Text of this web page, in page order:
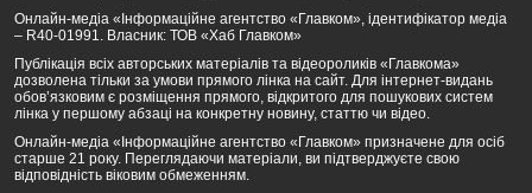
Онлайн-медіа «Інформаційне агентство «Главком», ідентифікатор медіа
– R40-01991. Власник: ТОВ «Хаб Главком»
Публікація всіх авторських матеріалів та відеороликів «Главкома»
дозволена тільки за умови прямого лінка на сайт. Для інтернет-видань
обов’язковим є розміщення прямого, відкритого для пошукових систем
лінка у першому абзаці на конкретну новину, статтю чи відео.
Онлайн-медіа «Інформаційне агентство «Главком» призначене для осіб
старше 21 року. Переглядаючи матеріали, ви підтверджуєте свою
відповідність віковим обмеженням.